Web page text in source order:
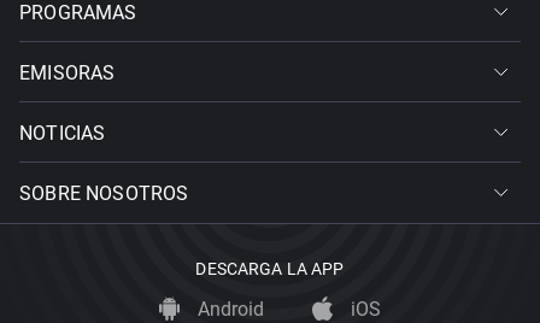
PROGRAMAS
EMISORAS
NOTICIAS
SOBRE NOSOTROS
DESCARGA LA APP
Android iOS